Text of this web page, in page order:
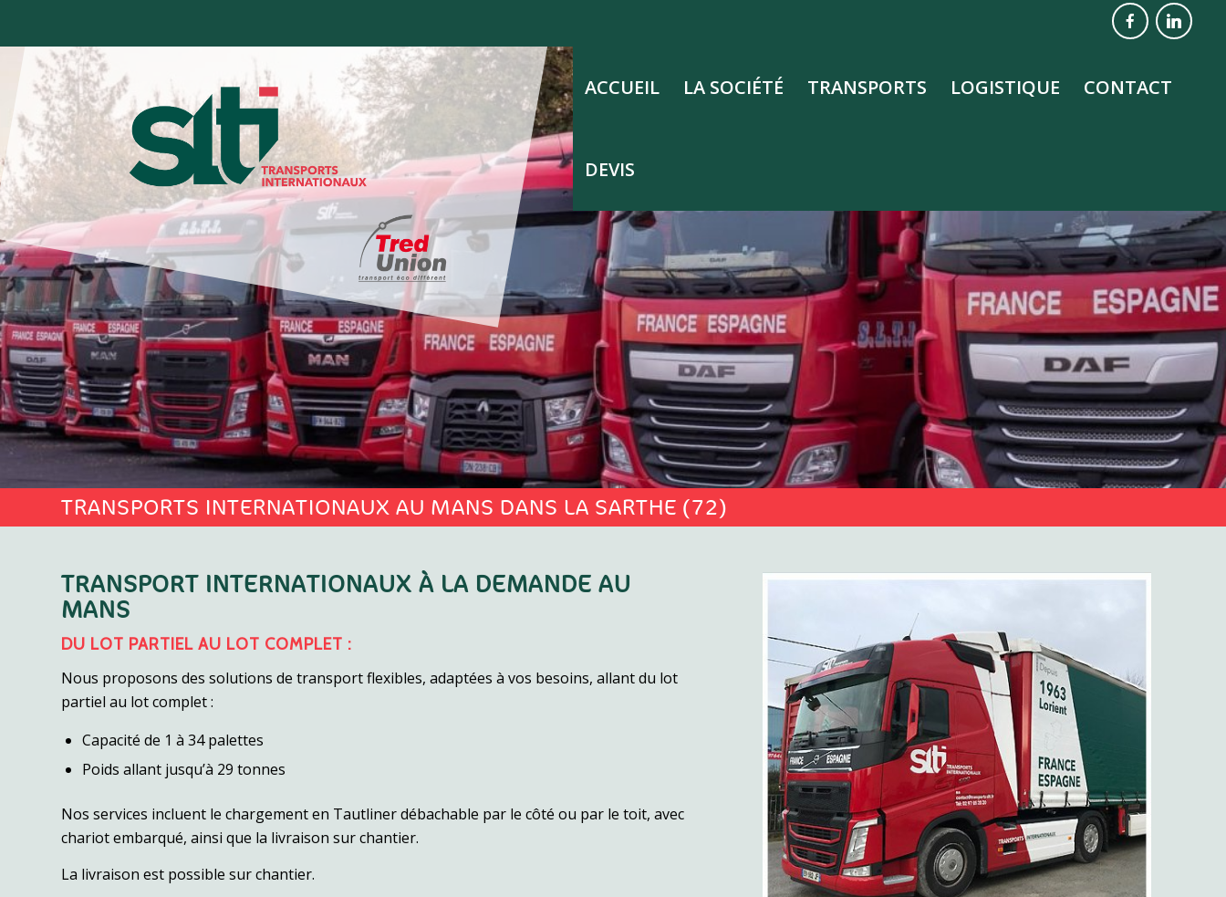
ACCUEIL LA SOCIÉTÉ TRANSPORTS LOGISTIQUE CONTACT
DEVIS
TRANSPORTS INTERNATIONAUX AU MANS DANS LA SARTHE (72)
TRANSPORT INTERNATIONAUX À LA DEMANDE AU
MANS
DU LOT PARTIEL AU LOT COMPLET :
Nous proposons des solutions de transport flexibles, adaptées à vos besoins, allant du lot
partiel au lot complet :
Capacité de 1 à 34 palettes
Poids allant jusqu’à 29 tonnes
Nos services incluent le chargement en Tautliner débachable par le côté ou par le toit, avec
chariot embarqué, ainsi que la livraison sur chantier.
La livraison est possible sur chantier.